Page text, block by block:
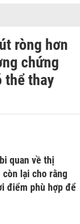
ròng hơn
chứng
thể thay
quan về thị
lại cho rằng
điểm phù hợp để